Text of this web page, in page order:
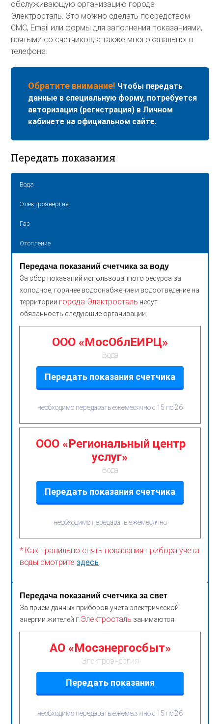
обслуживающую организацию города
Электросталь. Это можно сделать посредством
СМС, Email или формы для заполнения показаниями,
взятыми со счетчиков, а также многоканального
телефона.
Обратите внимание! Чтобы передать
данные в специальную форму, потребуется
авторизация (регистрация) в Личном
кабинете на официальном сайте.
Передать показания
Вода
Электроэнергия
Газ
Отопление
Передача показаний счетчика за воду
За сбор показаний использованного ресурса за
холодное, горячее водоснабжение и водоотведение на
территории города Электросталь несут
обязанность следующие организации:
ООО «МосОблЕИРЦ»
Вода
Передать показания счетчика
необходимо передавать ежемесячно с 15 по 26
ООО «Региональный центр
услуг»
Вода
Передать показания счетчика
необходимо передавать ежемесячно
* Как правильно снять показания прибора учета
воды смотритездесь
Передача показаний счетчика за свет
За прием данных приборов учета электрической
энергии жителей г.Электросталь занимаются:
АО «Мосэнергосбыт»
Электроэнергия
Передать показания
необходимо передавать ежемесячно с 15 по 26